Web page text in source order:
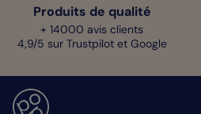
Produits de qualité
+ 14000 avis clients
4,9/5 sur Trustpilot et Google